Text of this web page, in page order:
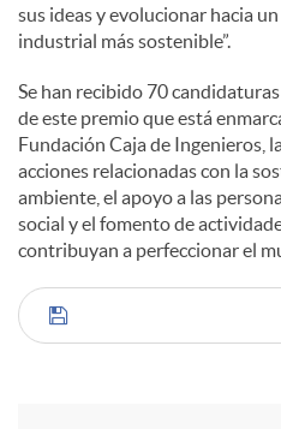
sus ideas y evolucionar hacia
industrial más sostenible”.
Se han recibido 70
de este premio que está
Fundación Caja de Ingenieros,
acciones relacionadas con la
ambiente, el apoyo a las
social y el fomento de
contribuyan a perfeccionar el
C